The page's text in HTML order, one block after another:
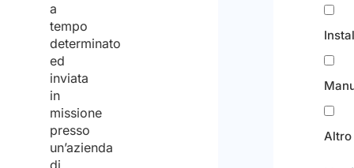
a
tempo
determinato
ed
inviata
in
missione
presso
un’azienda
di
Altro